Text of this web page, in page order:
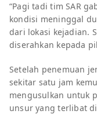
“Pagi tadi tim SAR
kondisi meninggal
dari lokasi kejadian.
diserahkan kepada
Setelah penemuan
sekitar satu jam
mengusulkan untuk
unsur yang terlibat